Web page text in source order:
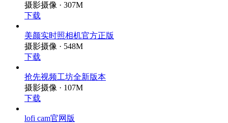
摄影摄像 · 307M
下载
美颜实时照相机官方正版
摄影摄像 · 548M
下载
抢先视频工坊全新版本
摄影摄像 · 107M
下载
lofi cam官网版